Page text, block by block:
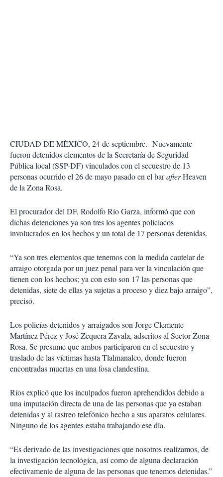
CIUDAD DE MÉXICO, 24 de septiembre.- Nuevamente
fueron detenidos elementos de la Secretaría de Seguridad
Pública local (SSP-DF) vinculados con el secuestro de 13
personas ocurrido el 26 de mayo pasado en el barafterHeaven
de la Zona Rosa.
El procurador del DF, Rodolfo Río Garza, informó que con
dichas detenciones ya son tres los agentes policiacos
involucrados en los hechos y un total de 17 personas detenidas.
“Ya son tres elementos que tenemos con la medida cautelar de
arraigo otorgada por un juez penal para ver la vinculación que
tienen con los hechos; ya con esto son 17 las personas que
detenidas, siete de ellas ya sujetas a proceso y diez bajo arraigo”,
precisó.
Los policías detenidos y arraigados son Jorge Clemente
Martínez Pérez y José Zequera Zavala, adscritos al Sector Zona
Rosa. Se presume que ambos participaron en el secuestro y
traslado de las víctimas hasta Tlalmanalco, donde fueron
encontradas muertas en una fosa clandestina.
Ríos explicó que los inculpados fueron aprehendidos debido a
una imputación directa de una de las personas que ya estaban
detenidas y al rastreo telefónico hecho a sus aparatos celulares.
Ninguno de los agentes estaba trabajando ese día.
“Es derivado de las investigaciones que nosotros realizamos, de
la investigación tecnológica, así como de alguna declaración
efectivamente de alguna de las personas que tenemos detenidas.”